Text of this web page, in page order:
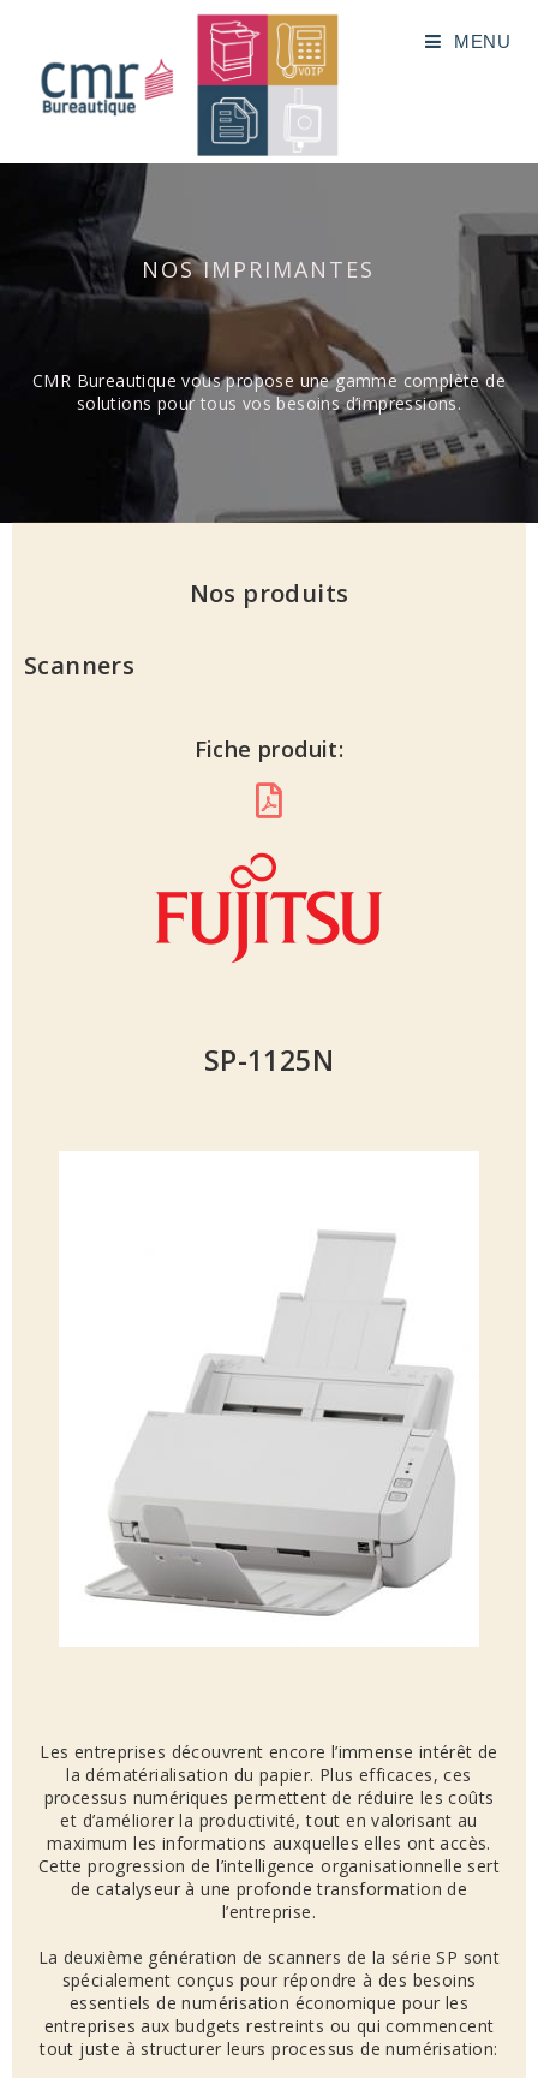
MENU
NOS IMPRIMANTES
CMR Bureautique vous propose une gamme complète de
solutions pour tous vos besoins d’impressions.
Nos produits
Scanners
Fiche produit:
SP-1125N
Les entreprises découvrent encore l’immense intérêt de
la dématérialisation du papier. Plus efficaces, ces
processus numériques permettent de réduire les coûts
et d’améliorer la productivité, tout en valorisant au
maximum les informations auxquelles elles ont accès.
Cette progression de l’intelligence organisationnelle sert
de catalyseur à une profonde transformation de
l’entreprise.
La deuxième génération de scanners de la série SP sont
spécialement conçus pour répondre à des besoins
essentiels de numérisation économique pour les
entreprises aux budgets restreints ou qui commencent
tout juste à structurer leurs processus de numérisation: